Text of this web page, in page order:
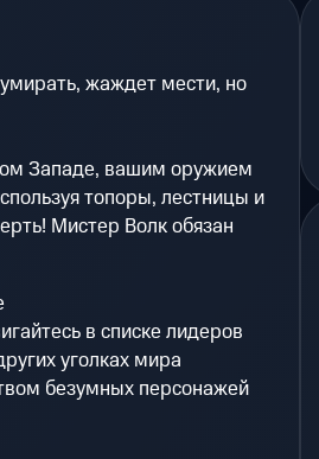
жаждет мести, но
Западе, вашим оружием
топоры, лестницы и
Мистер Волк обязан
в списке лидеров
уголках мира
безумных персонажей